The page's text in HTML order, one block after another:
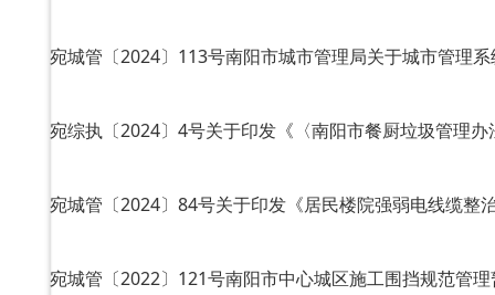
宛城管〔2024〕84号关于印发《居民楼院强弱电线缆整